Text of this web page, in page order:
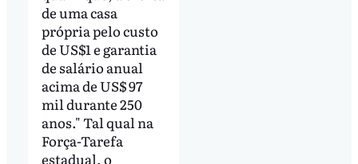
de uma casa
própria pelo custo
de US$1 e garantia
de salário anual
acima de US$ 97
mil durante 250
anos." Tal qual na
Força-Tarefa
estadual, o